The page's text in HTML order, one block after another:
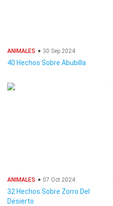
ANIMALES 30 Sep 2024
40 Hechos Sobre Abubilla
ANIMALES 07 Oct 2024
32 Hechos Sobre Zorro Del
Desierto